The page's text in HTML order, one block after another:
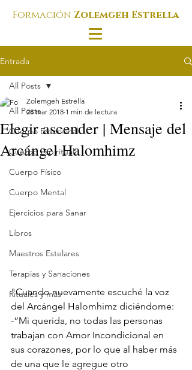
Formación Zolemgeh Estrella
Entrada
All Posts
Cuerpo Emocional
Cuerpo Espiritual
Cuerpo Físico
Cuerpo Mental
Ejercicios para Sanar
Libros
Maestros Estelares
Terapias y Sanaciones
Rituales y más
All Posts
Elegir ascender | Mensaje del
Arcángel Halomhimz
Zolemgeh Estrella
28 mar 2018 1 min de lectura
"Cuando nuevamente escuché la voz
del Arcángel Halomhimz diciéndome:
-“Mi querida, no todas las personas
trabajan con Amor Incondicional en
sus corazones, por lo que al haber más
de una que le agregue otro